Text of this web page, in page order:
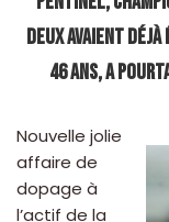
deux avaient déjà
46 ans, a
Nouvelle jolie
affaire de
dopage à
l’actif de la